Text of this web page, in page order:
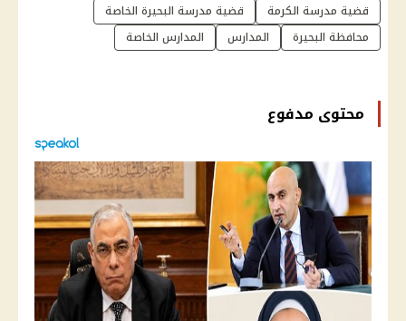
قضية مدرسة الكرمة
قضية مدرسة البحيرة الخاصة
محافظة البحيرة
المدارس المدارس الخاصة
محتوى مدفوع